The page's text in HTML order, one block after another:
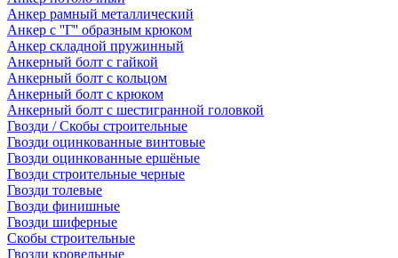
Анкер рамный металлический
Анкер с ''Г'' образным крюком
Анкер складной пружинный
Анкерный болт с гайкой
Анкерный болт с кольцом
Анкерный болт с крюком
Анкерный болт с шестигранной головкой
Гвозди / Скобы строительные
Гвозди оцинкованные винтовые
Гвозди оцинкованные ершёные
Гвозди строительные черные
Гвозди толевые
Гвозди финишные
Гвозди шиферные
Скобы строительные
Гвозди кровельные